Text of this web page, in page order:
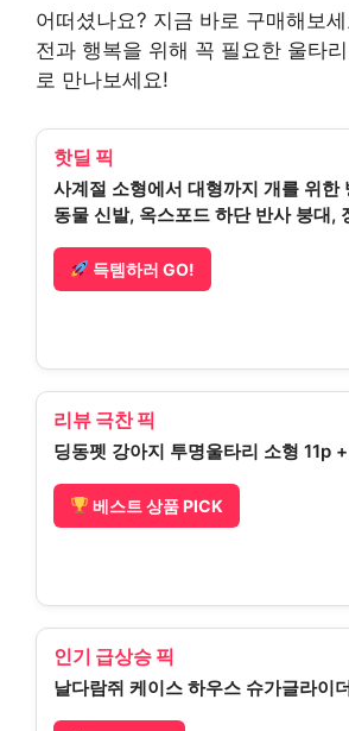
어떠셨나요? 지금 바로 구매해보
전과 행복을 위해 꼭 필요한 울타
로 만나보세요!
핫딜 픽
사계절 소형에서 대형까지 개를 위한
동물 신발, 옥스포드 하단 반사 붕대,
득템하러 GO!
리뷰 극찬 픽
딩동펫 강아지 투명울타리 소형 11p
베스트 상품 PICK
인기 급상승 픽
날다람쥐 케이스 하우스 슈가글라이